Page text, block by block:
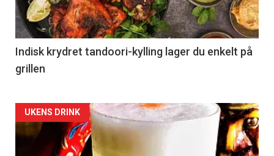
Indisk krydret tandoori-kylling lager du enkelt på
grillen
Forsiden
akkurat
UKENS DRINK